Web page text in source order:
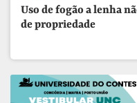
Uso de fogão a lenha
de propriedade